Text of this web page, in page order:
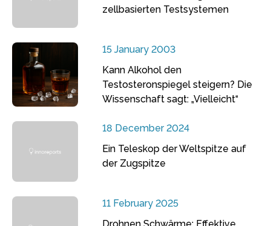
zellbasierten Testsystemen
15 January 2003
Kann Alkohol den
Testosteronspiegel steigern? Die
Wissenschaft sagt: „Vielleicht“
18 December 2024
Ein Teleskop der Weltspitze auf
der Zugspitze
11 February 2025
Drohnen Schwärme: Effektive